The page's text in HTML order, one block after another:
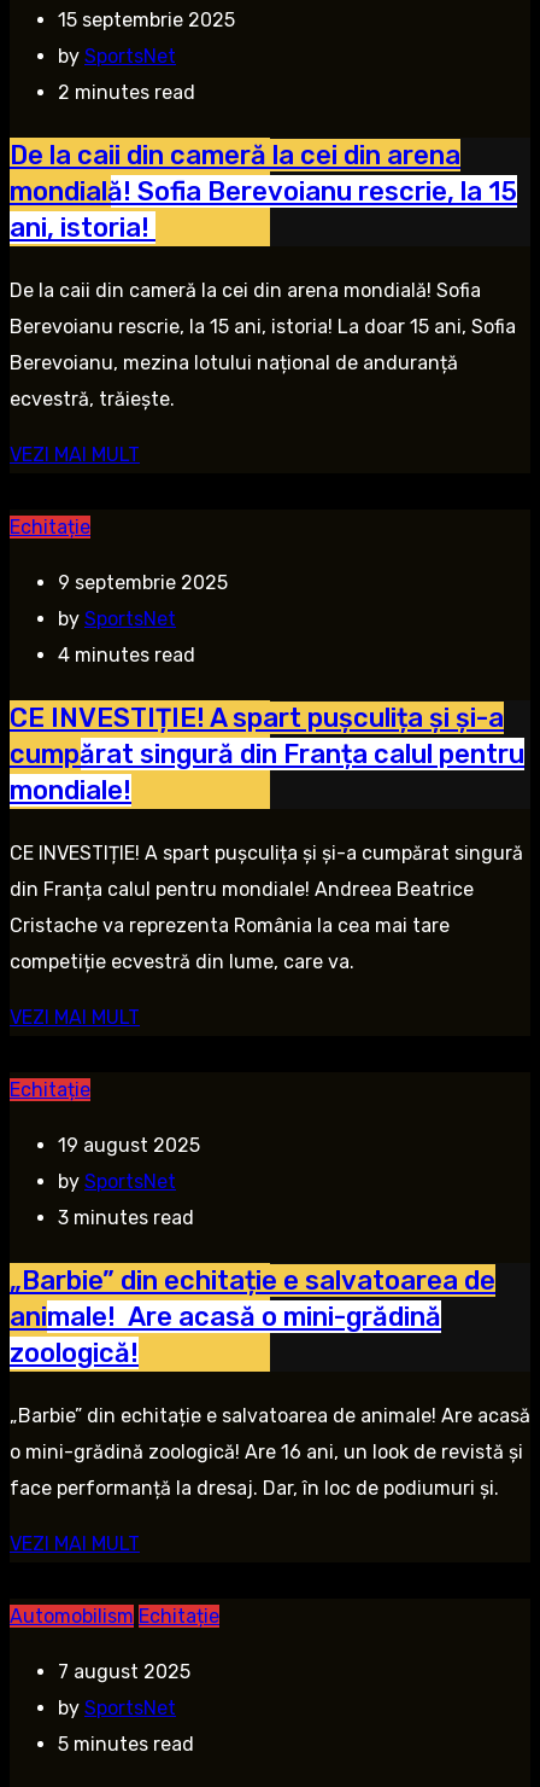
15 septembrie 2025
by SportsNet
2 minutes read
De la caii din cameră la cei din arena
mondială! Sofia Berevoianu rescrie, la 15
ani, istoria!
De la caii din cameră la cei din arena mondială! Sofia
Berevoianu rescrie, la 15 ani, istoria! La doar 15 ani, Sofia
Berevoianu, mezina lotului național de anduranță
ecvestră, trăiește.
VEZI MAI MULT
Echitație
9 septembrie 2025
by SportsNet
4 minutes read
CE INVESTIȚIE! A spart pușculița și și-a
cumpărat singură din Franța calul pentru
mondiale!
CE INVESTIȚIE! A spart pușculița și și-a cumpărat singură
din Franța calul pentru mondiale! Andreea Beatrice
Cristache va reprezenta România la cea mai tare
competiție ecvestră din lume, care va.
VEZI MAI MULT
Echitație
19 august 2025
by SportsNet
3 minutes read
„Barbie” din echitație e salvatoarea de
animale! Are acasă o mini-grădină
zoologică!
„Barbie” din echitație e salvatoarea de animale! Are acasă
o mini-grădină zoologică! Are 16 ani, un look de revistă și
face performanță la dresaj. Dar, în loc de podiumuri și.
VEZI MAI MULT
Automobilism Echitație
7 august 2025
by SportsNet
5 minutes read